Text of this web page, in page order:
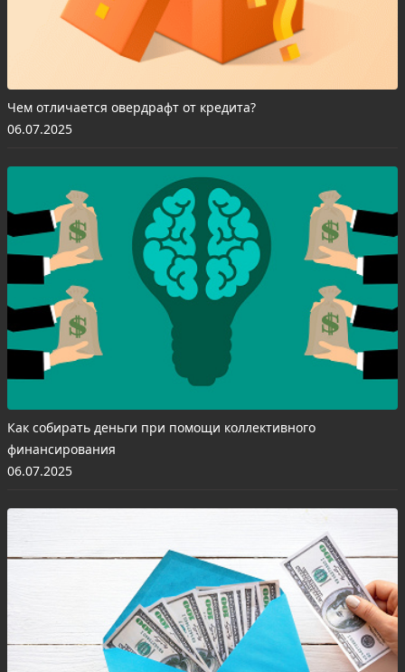
Чем отличается овердрафт от кредита?
06.07.2025
Как собирать деньги при помощи коллективного
финансирования
06.07.2025